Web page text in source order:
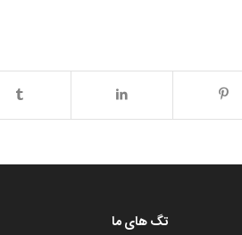
تگ های ما